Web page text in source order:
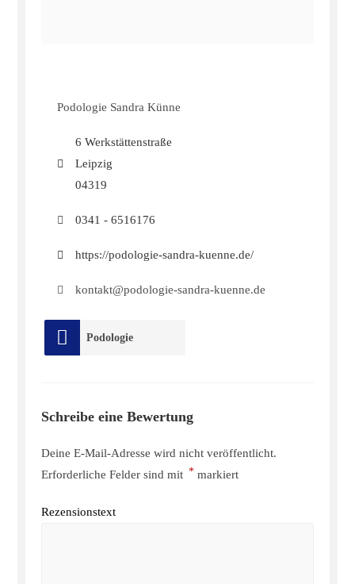
Podologie Sandra Künne
6 Werkstättenstraße
Leipzig
04319
0341 - 6516176
https://podologie-sandra-kuenne.de/
kontakt@podologie-sandra-kuenne.de
Podologie
Schreibe eine Bewertung
Deine E-Mail-Adresse wird nicht veröffentlicht.
Erforderliche Felder sind mit * markiert
Rezensionstext